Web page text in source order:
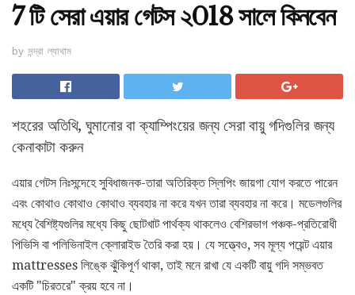
7 টি সেরা এয়ার গেটস ২018 সালে কিনবেন
by সন্দ্রা ল্যাথাম
শহরের অতিথি, ঘুমানোর বা ক্যাম্পিংয়ের জন্য সেরা বায়ু গদিগুলির জন্য
কেনাকাটা করুন
এয়ার গেটস নিঃসন্দেহে সুবিধাজনক-তারা অতিরিক্ত স্লিপিং জায়গা যোগ করতে পারেন
এবং কোথাও কোথাও কোথাও ব্যবহার না করে যখন তারা ব্যবহার না করে। মডেলগুলির
মধ্যে বৈশিষ্ট্যগুলির মধ্যে কিছু ছোটখাট পার্থক্য থাকলেও বেশিরভাগ পঞ্চক-প্রতিরোধী
পিভিসি বা পলিভিনাইল ক্লোরাইড তৈরি করা হয়। যে সত্ত্বেও, সব মূল্য পয়েন্ট এয়ার
mattresses লিঙ্কে ঝুঁকিপূর্ণ থাকা, তাই মনে রাখা যে একটি বায়ু গদি সম্ভবত
একটি "চিরতরে" ক্রয় হবে না।